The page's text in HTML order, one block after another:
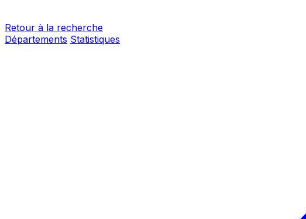
Retour à la recherche
Départements Statistiques